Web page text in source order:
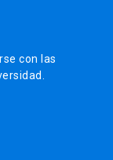
con las